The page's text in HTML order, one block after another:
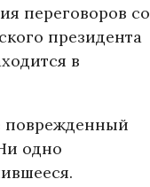
переговоров со
президента
в
поврежденный
одно